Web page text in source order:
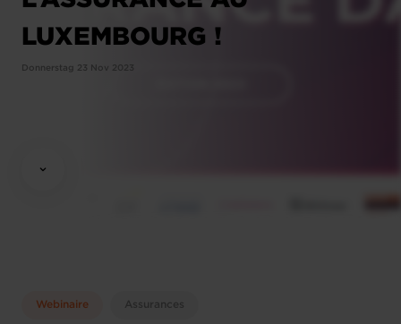
LUXEMBOURG !
Donnerstag 23 Nov 2023
Webinaire Assurances